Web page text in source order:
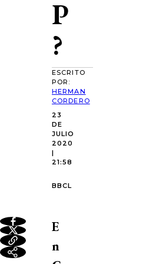
P
?
ESCRITO
POR:
HERMAN
CORDERO
23
DE
JULIO
2020
|
21:58
BBCL
E
n